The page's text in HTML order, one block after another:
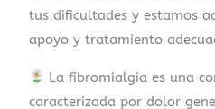
tus dificultades y estamos
apoyo y tratamiento
La fibromialgia es una
caracterizada por dolor